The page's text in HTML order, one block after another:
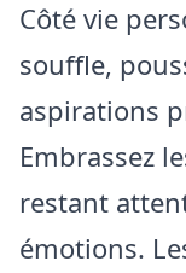
Côté vie
souffle,
aspirations
Embrassez
restant
émotions.